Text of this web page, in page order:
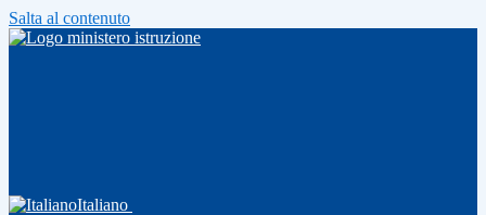
Salta al contenuto
Italiano